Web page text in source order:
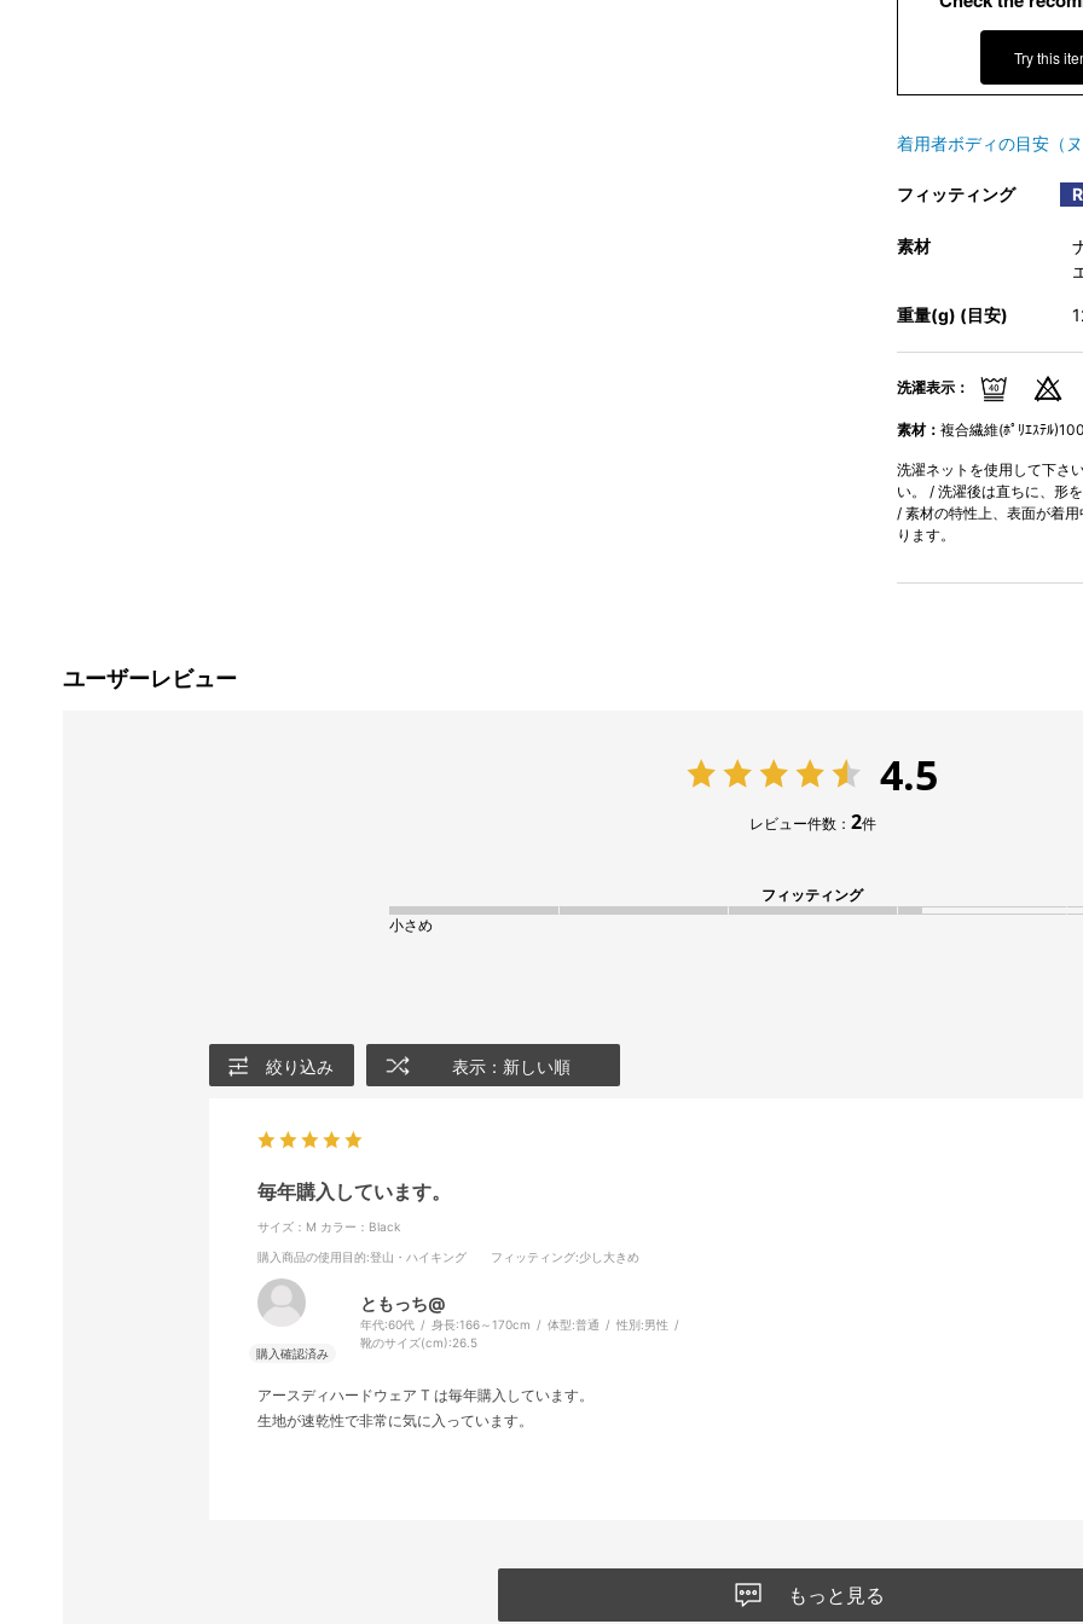
Try this
着用者ボディの目安（
フィッティング
素材
重量(g) (目安)
洗濯表示：
素材： 複合繊維(ﾎﾟﾘｴｽﾃﾙ
洗濯ネットを使用して下さ
い。 / 洗濯後は直ちに、形
/ 素材の特性上、表面が着
ります。
ユーザーレビュー
4.5
レビュー件数： 2件
フィッティング
小さめ
絞り込み 表示：新しい順
毎年購入しています。
サイズ：M カラー：Black
購入商品の使用目的:登山・ハイキング フィッティング:少し大きめ
ともっち@
年代:60代 身長:166～170cm 体型:普通 性別:男性
靴のサイズ(cm):26.5
アースディハードウェア T は毎年購入しています。
生地が速乾性で非常に気に入っています。
もっと見る